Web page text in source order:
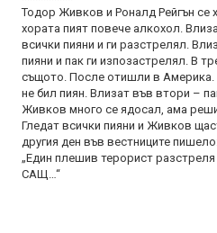
Тодор Живков и Роналд Рейгън се
хората пият повече алкохол.
всички пияни и ги разстрелял.
пияни и пак ги изпозастрелял. В
същото. После отишли в Америка.
не бил пиян. Влизат във втори –
Живков много се ядосал, ама
Гледат всички пияни и Живков
другия ден във вестниците
„Един плешив терорист
САЩ…“